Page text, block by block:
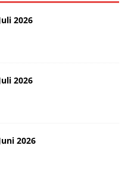
2026
2026
2026